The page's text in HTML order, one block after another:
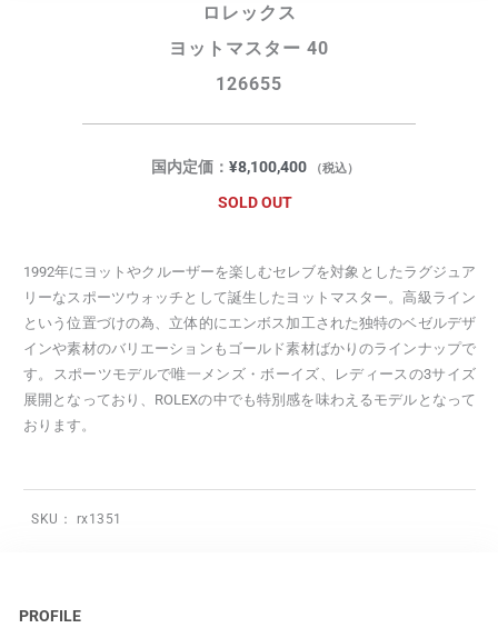
ロレックス
ヨットマスター 40
126655
国内定価： ¥8,100,400 （税込）
SOLD OUT
1992年にヨットやクルーザーを楽しむセレブを対象としたラグジュア
リーなスポーツウォッチとして誕生したヨットマスター。高級ライン
という位置づけの為、立体的にエンボス加工された独特のベゼルデザ
インや素材のバリエーションもゴールド素材ばかりのラインナップで
す。スポーツモデルで唯一メンズ・ボーイズ、レディースの3サイズ
展開となっており、ROLEXの中でも特別感を味わえるモデルとなって
おります。
SKU： rx1351
PROFILE